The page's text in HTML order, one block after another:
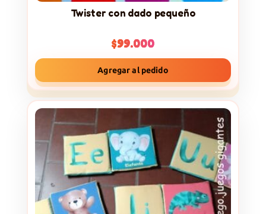
Twister con dado pequeño
$99.000
Agregar al pedido